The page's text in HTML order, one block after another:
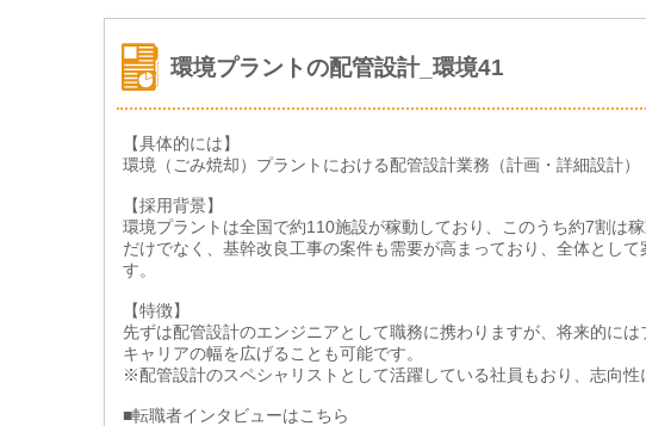
環境プラントの配管設計_環境41
【具体的には】
環境（ごみ焼却）プラントにおける配管設計業務（計画・詳細設計）
【採用背景】
環境プラントは全国で約110施設が稼動しており、このうち約7割は
だけでなく、基幹改良工事の案件も需要が高まっており、全体とし
す。
【特徴】
先ずは配管設計のエンジニアとして職務に携わりますが、将来的に
キャリアの幅を広げることも可能です。
※配管設計のスペシャリストとして活躍している社員もおり、志向性
■転職者インタビューはこちら